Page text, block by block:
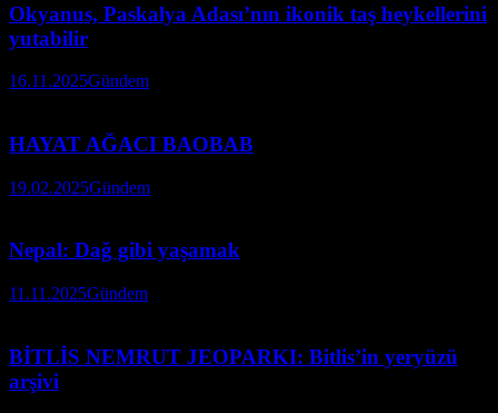
Okyanus, Paskalya Adası’nın ikonik taş heykellerini
yutabilir
16.11.2025Gündem
HAYAT AĞACI BAOBAB
19.02.2025Gündem
Nepal: Dağ gibi yaşamak
11.11.2025Gündem
BİTLİS NEMRUT JEOPARKI: Bitlis’in yeryüzü
arşivi